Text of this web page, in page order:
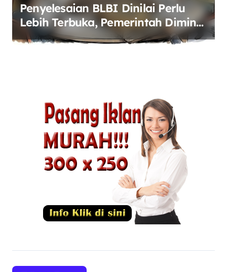
Penyelesaian BLBI Dinilai Perlu
Lebih Terbuka, Pemerintah Diminta
Buka Ruang Dialog